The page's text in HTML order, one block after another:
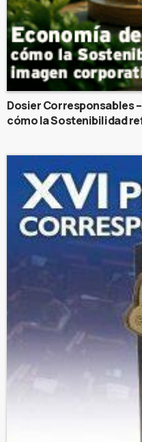
Dosier Corresponsables
cómo la Sostenibilidad